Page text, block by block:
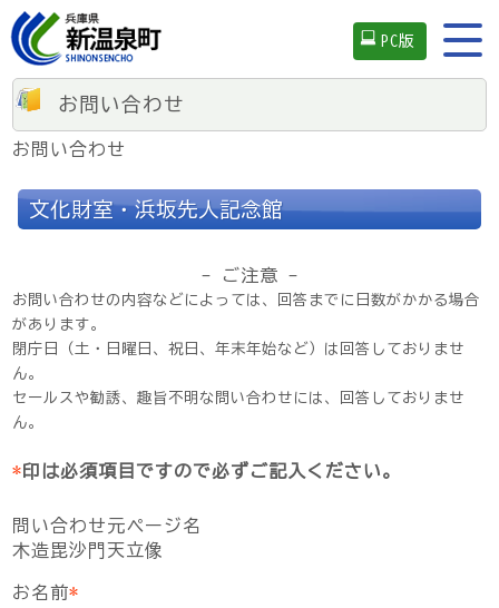
PC版
お問い合わせ
お問い合わせ
文化財室・浜坂先人記念館
- ご注意 -
お問い合わせの内容などによっては、回答までに日数がかかる場合
があります。
閉庁日（土・日曜日、祝日、年末年始など）は回答しておりませ
ん。
セールスや勧誘、趣旨不明な問い合わせには、回答しておりませ
ん。
*印は必須項目ですので必ずご記入ください。
問い合わせ元ページ名
木造毘沙門天立像
お名前*